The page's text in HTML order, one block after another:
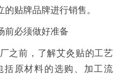
贴牌品牌进行销售。
前必须做好准备
之前，了解艾灸贴的工艺
括原材料的选购、加工流